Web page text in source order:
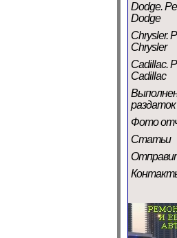
Dodge.
Dodge
Chrysler.
Chrysler
Cadillac.
Cadillac
раздаток
Фото
Статьи